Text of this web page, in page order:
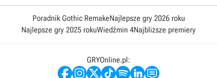
Poradnik Gothic RemakeNajlepsze gry 2026 roku
Najlepsze gry 2025 rokuWiedźmin 4Najbliższe premiery
GRYOnline.pl: